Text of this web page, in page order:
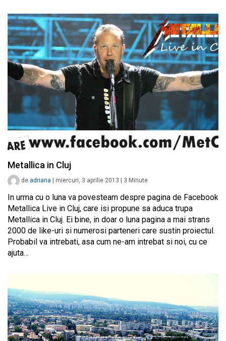
Metallica in Cluj
de adriana miercuri, 3 aprilie 2013 3 Minute
In urma cu o luna va povesteam despre pagina de Facebook
Metallica Live in Cluj, care isi propune sa aduca trupa
Metallica in Cluj. Ei bine, in doar o luna pagina a mai strans
2000 de like-uri si numerosi parteneri care sustin proiectul.
Probabil va intrebati, asa cum ne-am intrebat si noi, cu ce
ajuta…